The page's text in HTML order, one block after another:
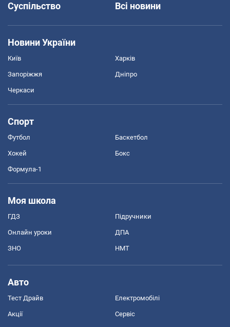
Суспільство
Всі новини
Новини України
Київ Харків
Запоріжжя Дніпро
Черкаси
Спорт
Футбол Баскетбол
Хокей Бокс
Формула-1
Моя школа
ГДЗ Підручники
Онлайн уроки ДПА
ЗНО НМТ
Авто
Тест Драйв Електромобілі
Акції Сервіс